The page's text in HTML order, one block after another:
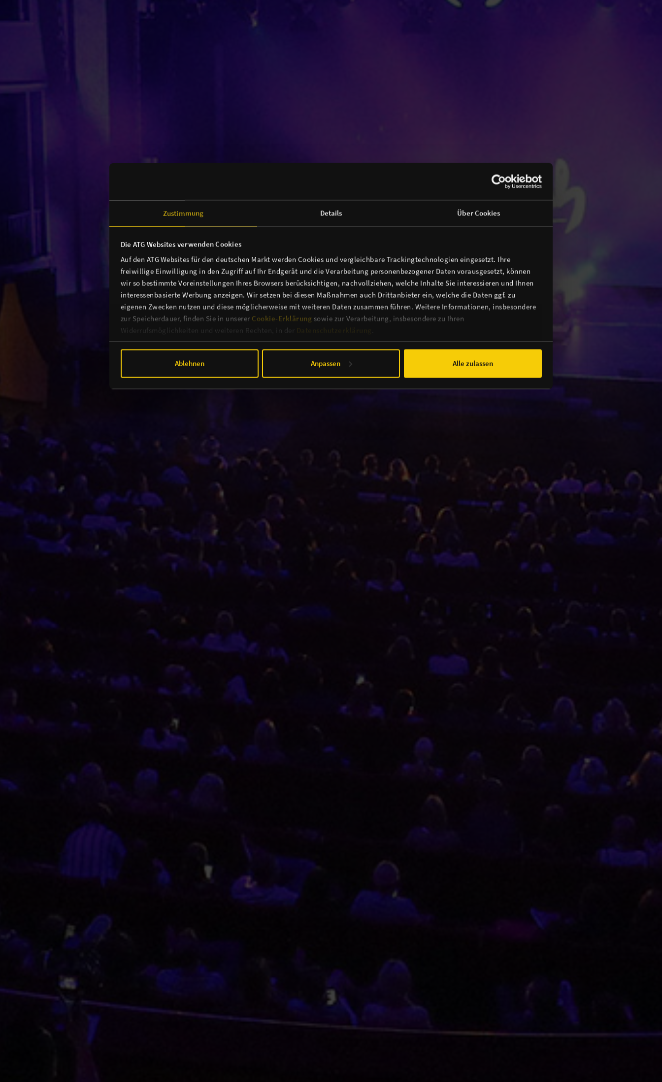
Zustimmung Details Über Cookies
Die ATG Websites verwenden Cookies
Auf den ATG Websites für den deutschen Markt werden Cookies und vergleichbare Trackingtechnologien eingesetzt. Ihre
freiwillige Einwilligung in den Zugriff auf Ihr Endgerät und die Verarbeitung personenbezogener Daten vorausgesetzt, können
wir so bestimmte Voreinstellungen Ihres Browsers berücksichtigen, nachvollziehen, welche Inhalte Sie interessieren und Ihnen
interessenbasierte Werbung anzeigen. Wir setzen bei diesen Maßnahmen auch Drittanbieter ein, welche die Daten ggf. zu
eigenen Zwecken nutzen und diese möglicherweise mit weiteren Daten zusammen führen. Weitere Informationen, insbesondere
zur Speicherdauer, finden Sie in unserer Cookie-Erklärung sowie zur Verarbeitung, insbesondere zu Ihren
Widerrufsmöglichkeiten und weiteren Rechten, in der
Ablehnen Anpassen Alle zulassen